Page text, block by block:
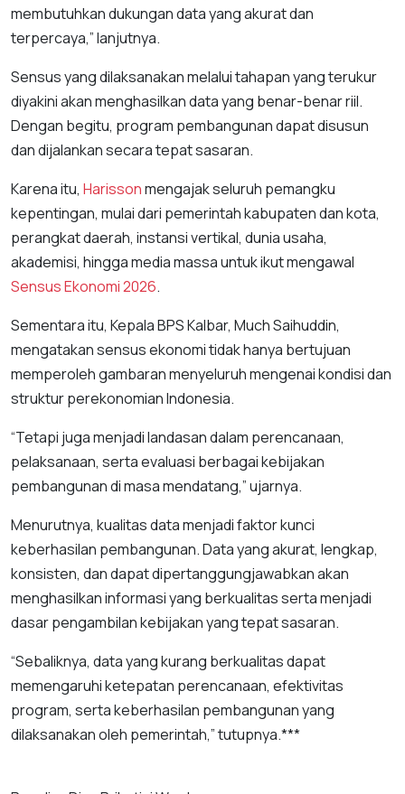
membutuhkan dukungan data yang akurat dan
terpercaya,” lanjutnya.
Sensus yang dilaksanakan melalui tahapan yang terukur
diyakini akan menghasilkan data yang benar-benar riil.
Dengan begitu, program pembangunan dapat disusun
dan dijalankan secara tepat sasaran.
Karena itu, Harissonmengajak seluruh pemangku
kepentingan, mulai dari pemerintah kabupaten dan kota,
perangkat daerah, instansi vertikal, dunia usaha,
akademisi, hingga media massa untuk ikut mengawal
Sensus Ekonomi 2026.
Sementara itu, Kepala BPS Kalbar, Much Saihuddin,
mengatakan sensus ekonomi tidak hanya bertujuan
memperoleh gambaran menyeluruh mengenai kondisi dan
struktur perekonomian Indonesia.
“Tetapi juga menjadi landasan dalam perencanaan,
pelaksanaan, serta evaluasi berbagai kebijakan
pembangunan di masa mendatang,” ujarnya.
Menurutnya, kualitas data menjadi faktor kunci
keberhasilan pembangunan. Data yang akurat, lengkap,
konsisten, dan dapat dipertanggungjawabkan akan
menghasilkan informasi yang berkualitas serta menjadi
dasar pengambilan kebijakan yang tepat sasaran.
“Sebaliknya, data yang kurang berkualitas dapat
memengaruhi ketepatan perencanaan, efektivitas
program, serta keberhasilan pembangunan yang
dilaksanakan oleh pemerintah,” tutupnya.***